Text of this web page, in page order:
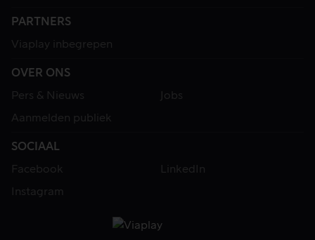
PARTNERS
Viaplay inbegrepen
OVER ONS
Pers & Nieuws
Jobs
Aanmelden publiek
SOCIAAL
Facebook
LinkedIn
Instagram